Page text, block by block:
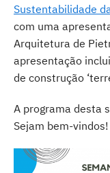
Sustentabilidade
com uma
Arquitetura de
apresentação
de construção
A programa desta
Sejam bem-vindos!